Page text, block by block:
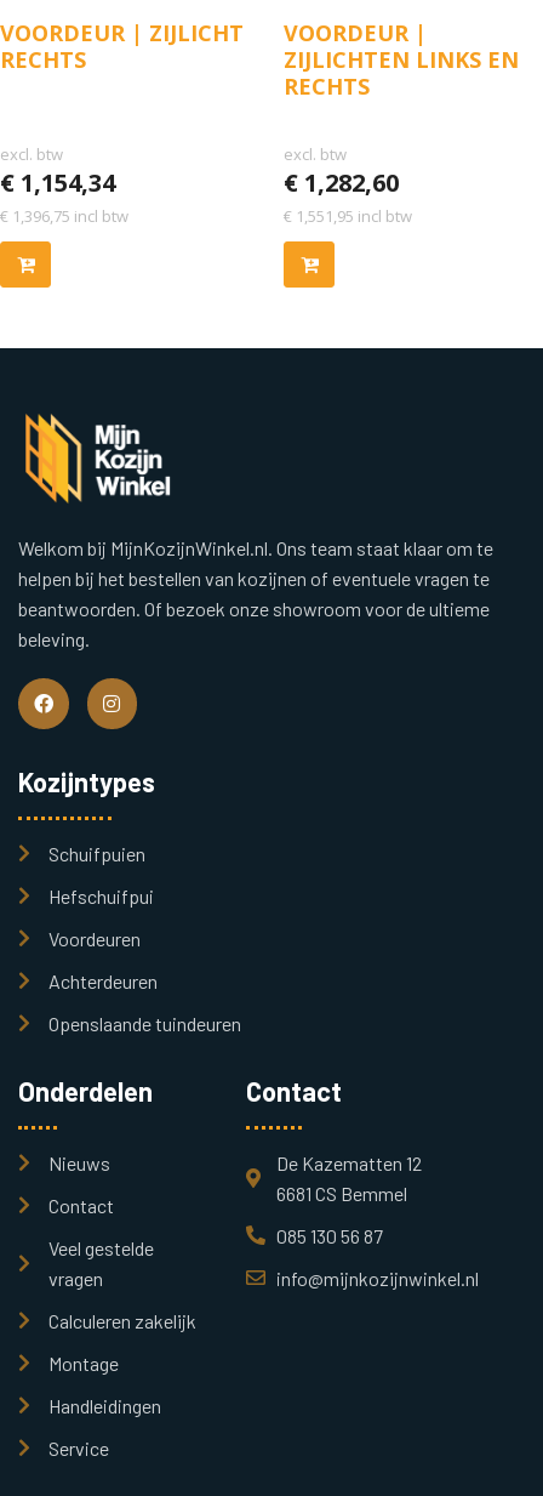
VOORDEUR | ZIJLICHT
RECHTS
excl. btw
€ 1,154,34
€ 1,396,75 incl btw
VOORDEUR |
ZIJLICHTEN LINKS EN
RECHTS
excl. btw
€ 1,282,60
€ 1,551,95 incl btw
Welkom bij MijnKozijnWinkel.nl. Ons team staat klaar om te
helpen bij het bestellen van kozijnen of eventuele vragen te
beantwoorden. Of bezoek onze showroom voor de ultieme
beleving.
Kozijntypes
Schuifpuien
Hefschuifpui
Voordeuren
Achterdeuren
Openslaande tuindeuren
Onderdelen
Nieuws
Contact
Veel gestelde
vragen
Calculeren zakelijk
Montage
Handleidingen
Service
Contact
De Kazematten 12
6681 CS Bemmel
085 130 56 87
info@mijnkozijnwinkel.nl